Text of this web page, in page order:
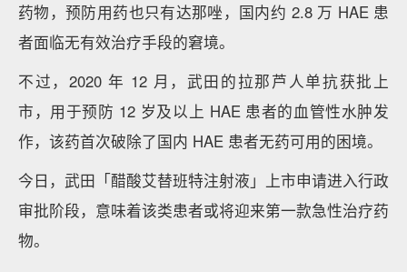
药物，预防用药也只有达那唑，国内约 2.8 万 HAE 患
者面临无有效治疗手段的窘境。
不过，2020 年 12 月，武田的拉那芦人单抗获批上
市，用于预防 12 岁及以上 HAE 患者的血管性水肿发
作，该药首次破除了国内 HAE 患者无药可用的困境。
今日，武田「醋酸艾替班特注射液」上市申请进入行政
审批阶段，意味着该类患者或将迎来第一款急性治疗药
物。